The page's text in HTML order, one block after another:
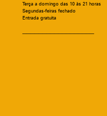
Terça a domingo das 10 às 21 horas
Segundas-feiras fechado
Entrada gratuita